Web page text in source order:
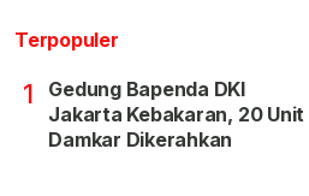
Terpopuler
1
Gedung Bapenda DKI
Jakarta Kebakaran, 20 Unit
Damkar Dikerahkan